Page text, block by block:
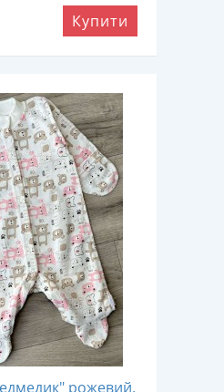
Купити
рожевий,